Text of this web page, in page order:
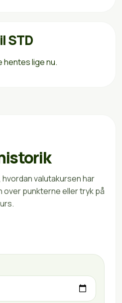
STD
hentes lige nu.
valutakursen har
over punkterne eller tryk på